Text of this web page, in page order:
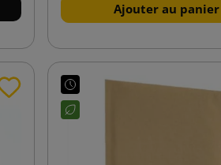
Ajouter au panier